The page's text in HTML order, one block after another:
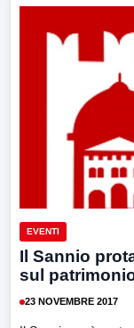
EVENTI
Il Sannio
sul
23 NOVEMBRE 2017